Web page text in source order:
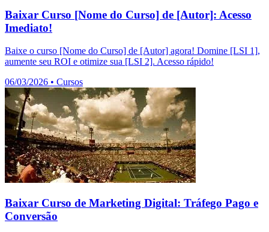
Baixar Curso [Nome do Curso] de [Autor]: Acesso
Imediato!
Baixe o curso [Nome do Curso] de [Autor] agora! Domine [LSI 1],
aumente seu ROI e otimize sua [LSI 2]. Acesso rápido!
06/03/2026 • Cursos
Baixar Curso de Marketing Digital: Tráfego Pago e
Conversão